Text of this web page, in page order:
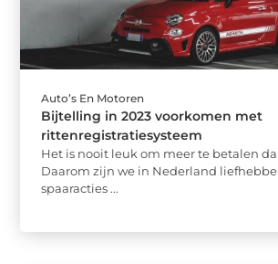
Auto’s En Motoren
Bijtelling in 2023 voorkomen met
rittenregistratiesysteem
Het is nooit leuk om meer te betalen
Daarom zijn we in Nederland
spaaracties ...